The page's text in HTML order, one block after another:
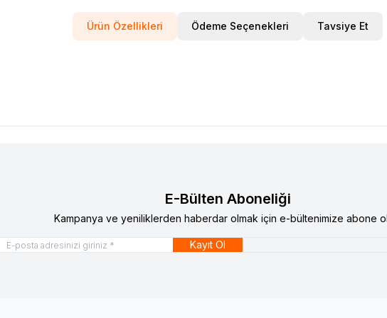
Ürün Özellikleri Ödeme Seçenekleri Tavsiye Et
E-Bülten Aboneliği
Kampanya ve yeniliklerden haberdar olmak için e-bültenimize abone
Kayıt Ol